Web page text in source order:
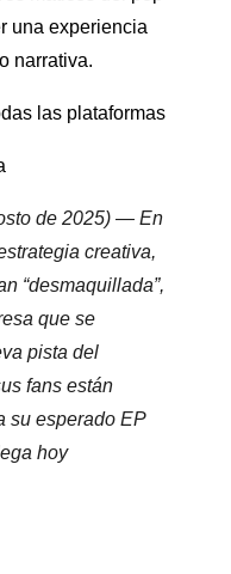
una experiencia
narrativa.
las plataformas
de 2025) — En
creativa,
“desmaquillada”,
que se
pista del
fans están
su esperado EP
hoy